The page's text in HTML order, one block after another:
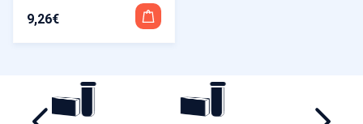
9,26€